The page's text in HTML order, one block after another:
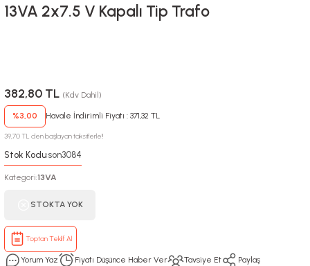
13VA 2x7.5 V Kapalı Tip Trafo
382,80 TL (Kdv Dahil)
%3,00 Havale İndirimli Fiyatı : 371,32 TL
39,70 TL den başlayan taksitlerle!!
Stok Kodu:son3084
Kategori:13VA
STOKTA YOK
Toptan Teklif Al
Yorum Yaz Fiyatı Düşünce Haber Ver Tavsiye Et Paylaş